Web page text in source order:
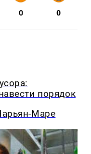
0 0
порядок
Маре